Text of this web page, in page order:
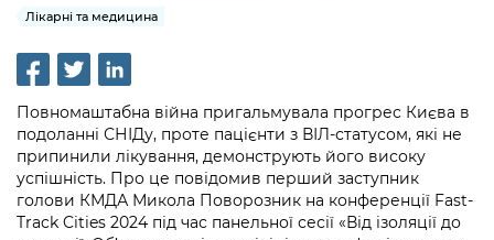
Рішення та розпорядження
Проєкти розпоряджень, що
перебувають на погодженні КМВА
Рішення Київради
Контактна інформація
Графік роботи та прийому громадян
Освіта та навчальні заклади
Дороги, транспорт та парковки
Навколишнє середовище міста
Містобудування та земельні ділянки
Культура, спорт, дозвілля
Громадська експертиза
Громадський бюджет
Консультації з громадськістю
Громадська рада
Петиції
Інформація з обмеженим доступом
Проекти нормативно-правових та
інших актів
Нормативна база
Медіагалерея
Підписатися на новини та анонси від
from the KCSA
Порядок акредитації медіа /
Accreditation process
Лікарні та медицина
Повномаштабна війна пригальмувала прогрес Києва в
подоланні СНІДу, проте пацієнти з ВІЛ-статусом, які не
припинили лікування, демонструють його високу
успішність. Про це повідомив перший заступник
голови КМДА Микола Поворозник на конференції Fast-
Track Cities 2024 під час панельної сесії «Від ізоляції до